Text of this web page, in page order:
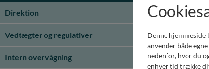
Direktion
Vedtægter og regulativer
Intern overvågning
Denne
anvender både
nedenfor, hvor du
enhver tid trække